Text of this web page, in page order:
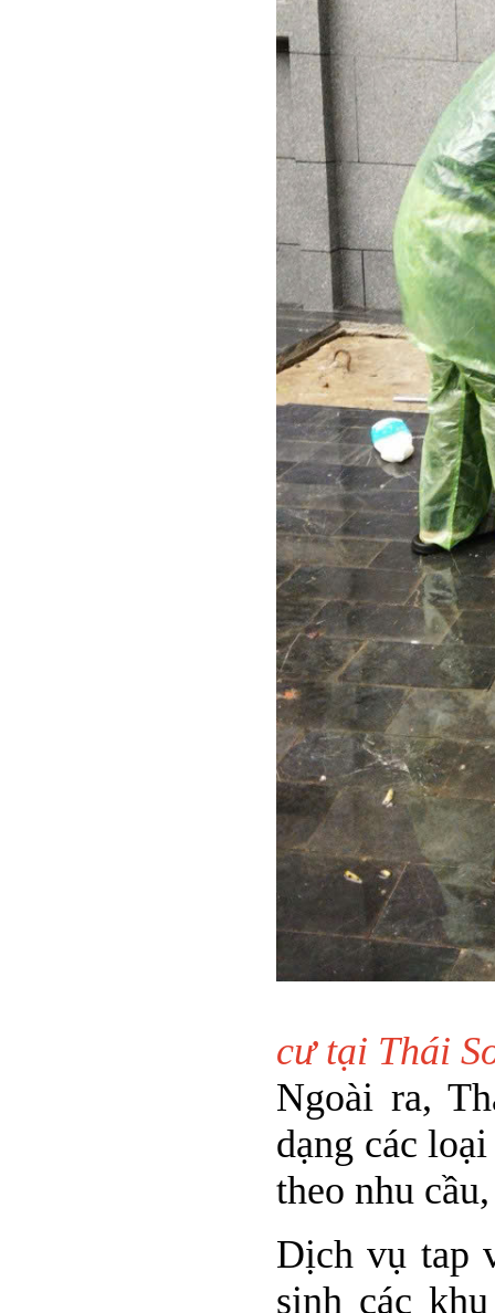
cư tại Thái
Ngoài ra,
dạng các
theo nhu
Dịch vụ tap
sinh các